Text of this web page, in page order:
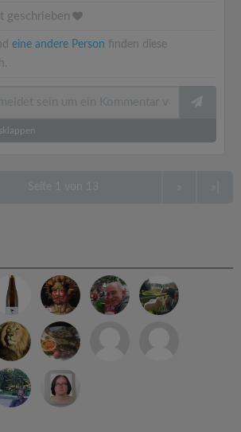
geschrieben
eine andere Person finden diese